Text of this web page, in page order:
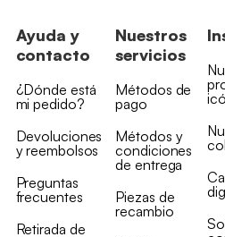
Ayuda y
contacto
¿Dónde está
mi pedido?
Devoluciones
y reembolsos
Preguntas
frecuentes
Retirada de
Nuestros
servicios
Métodos de
pago
Métodos y
condiciones
de entrega
Piezas de
recambio